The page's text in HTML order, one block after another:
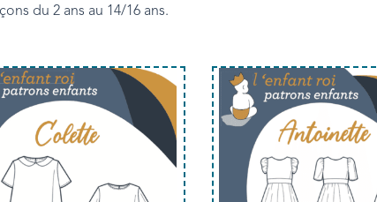
du 2 ans au 14/16 ans.